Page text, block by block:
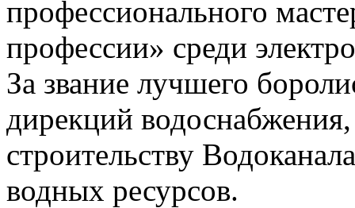
профессионального
профессии» среди
За звание лучшего
дирекций
строительству
водных ресурсов.